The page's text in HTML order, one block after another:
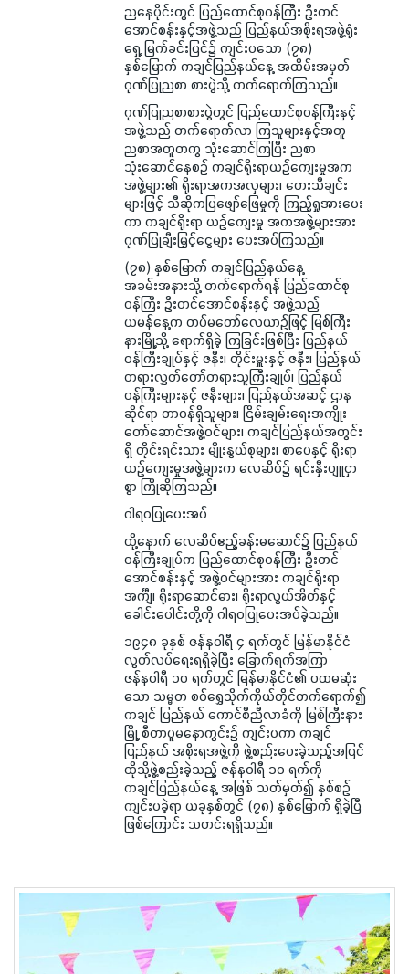
ညနေပိုင်းတွင် ပြည်ထောင်စုဝန်ကြီး ဦးတင်
အောင်စန်းနှင့်အဖွဲ့သည် ပြည်နယ်အစိုးရအဖွဲ့ရုံး
ရှေ့ မြက်ခင်းပြင်၌ ကျင်းပသော (၇၈)
နှစ်မြောက် ကချင်ပြည်နယ်နေ့ အထိမ်းအမှတ်
ဂုဏ်ပြုညစာ စားပွဲသို့ တက်ရောက်ကြသည်။
ဂုဏ်ပြုညစာစားပွဲတွင် ပြည်ထောင်စုဝန်ကြီးနှင့်
အဖွဲ့သည် တက်ရောက်လာ ကြသူများနှင့်အတူ
ညစာအတူတကွ သုံးဆောင်ကြပြီး ညစာ
သုံးဆောင်နေစဉ် ကချင်ရိုးရာယဉ်ကျေးမှုအက
အဖွဲ့များ၏ ရိုးရာအကအလှများ၊ တေးသီချင်း
များဖြင့် သီဆိုကပြဖျော်ဖြေမှုကို ကြည့်ရှုအားပေး
ကာ ကချင်ရိုးရာ ယဉ်ကျေးမှု အကအဖွဲ့များအား
ဂုဏ်ပြုချီးမြှင့်ငွေများ ပေးအပ်ကြသည်။
(၇၈) နှစ်မြောက် ကချင်ပြည်နယ်နေ့
အခမ်းအနားသို့ တက်ရောက်ရန် ပြည်ထောင်စု
ဝန်ကြီး ဦးတင်အောင်စန်းနှင့် အဖွဲ့သည်
ယမန်နေ့က တပ်မတော်လေယာဉ်ဖြင့် မြစ်ကြီး
နားမြို့သို့ ရောက်ရှိခဲ့ ကြခြင်းဖြစ်ပြီး ပြည်နယ်
ဝန်ကြီးချုပ်နှင့် ဇနီး၊ တိုင်းမှူးနှင့် ဇနီး၊ ပြည်နယ်
တရားလွှတ်တော်တရားသူကြီးချုပ်၊ ပြည်နယ်
ဝန်ကြီးများနှင့် ဇနီးများ၊ ပြည်နယ်အဆင့် ဌာန
ဆိုင်ရာ တာဝန်ရှိသူများ၊ ငြိမ်းချမ်းရေးအကျိုး
တော်ဆောင်အဖွဲ့ဝင်များ၊ ကချင်ပြည်နယ်အတွင်း
ရှိ တိုင်းရင်းသား မျိုးနွယ်စုများ၊ စာပေနှင့် ရိုးရာ
ယဉ်ကျေးမှုအဖွဲ့များက လေဆိပ်၌ ရင်းနှီးပျူငှာ
စွာ ကြိုဆိုကြသည်။
ဂါရဝပြုပေးအပ်
ထို့နောက် လေဆိပ်ဧည့်ခန်းမဆောင်၌ ပြည်နယ်
ဝန်ကြီးချုပ်က ပြည်ထောင်စုဝန်ကြီး ဦးတင်
အောင်စန်းနှင့် အဖွဲ့ဝင်များအား ကချင်ရိုးရာ
အင်္ကျီ၊ ရိုးရာဆောင်ဓား၊ ရိုးရာလွယ်အိတ်နှင့်
ခေါင်းပေါင်းတို့ကို ဂါရဝပြုပေးအပ်ခဲ့သည်။
၁၉၄၈ ခုနှစ် ဇန်နဝါရီ ၄ ရက်တွင် မြန်မာနိုင်ငံ
လွတ်လပ်ရေးရရှိခဲ့ပြီး ခြောက်ရက်အကြာ
ဇန်နဝါရီ ၁၀ ရက်တွင် မြန်မာနိုင်ငံ၏ ပထမဆုံး
သော သမ္မတ စဝ်ရွှေသိုက်ကိုယ်တိုင်တက်ရောက်၍
ကချင် ပြည်နယ် ကောင်စီညီလာခံကို မြစ်ကြီးနား
မြို့ စီတာပူမနောကွင်း၌ ကျင်းပကာ ကချင်
ပြည်နယ် အစိုးရအဖွဲ့ကို ဖွဲ့စည်းပေးခဲ့သည့်အပြင်
ထိုသို့ဖွဲ့စည်းခဲ့သည့် ဇန်နဝါရီ ၁၀ ရက်ကို
ကချင်ပြည်နယ်နေ့ အဖြစ် သတ်မှတ်၍ နှစ်စဉ်
ကျင်းပခဲ့ရာ ယခုနှစ်တွင် (၇၈) နှစ်မြောက် ရှိခဲ့ပြီ
ဖြစ်ကြောင်း သတင်းရရှိသည်။